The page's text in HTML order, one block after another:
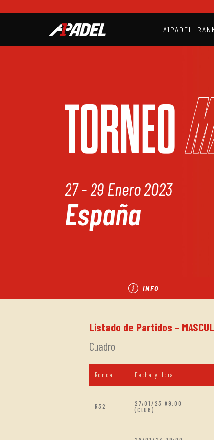
A1PADEL
TORNEO
27 - 29 Enero 2023
España
INFO
Listado de Partidos -
Cuadro
Ronda Fecha y Hora
R32
27/01/23 09:00
(CLUB)